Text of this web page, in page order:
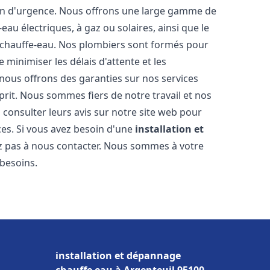
Nous offrons une large gamme de
électriques, à gaz ou solaires, ainsi que le
eau. Nos plombiers sont formés pour
les délais d'attente et les
offrons des garanties sur nos services
Nous sommes fiers de notre travail et nos
leurs avis sur notre site web pour
Si vous avez besoin d'une installation et
pas à nous contacter. Nous sommes à votre
installation et dépannage